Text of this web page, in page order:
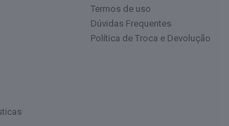
Termos de uso
Dúvidas Frequentes
Política de Troca e Devolução